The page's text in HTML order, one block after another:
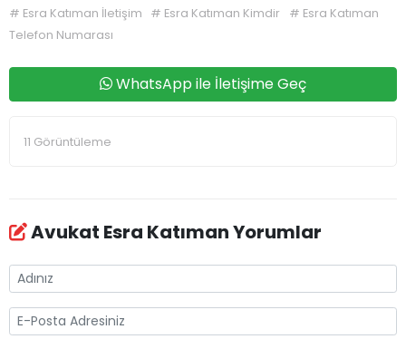
# Esra Katıman İletişim # Esra Katıman Kimdir # Esra Katıman
Telefon Numarası
WhatsApp ile İletişime Geç
11 Görüntüleme
Avukat Esra Katıman Yorumlar